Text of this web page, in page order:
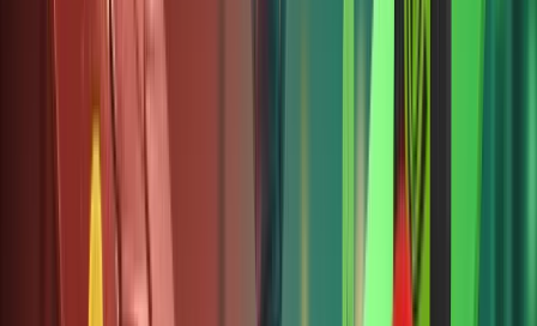
nền tảng
phù hợp